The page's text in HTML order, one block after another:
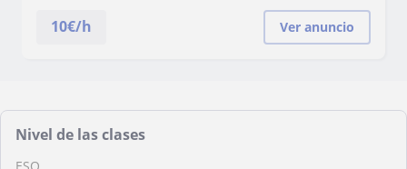
10€/h Ver anuncio
Nivel de las clases